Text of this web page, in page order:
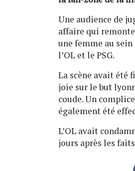
Une audience de
affaire qui
une femme au
l’OL et le PSG.
La scène avait été
joie sur le but
coude. Un
également été
L’OL avait
jours après les